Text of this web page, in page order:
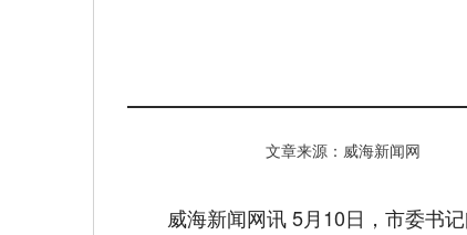
文章来源：威海新闻网
威海新闻网讯 5月10日，市委书